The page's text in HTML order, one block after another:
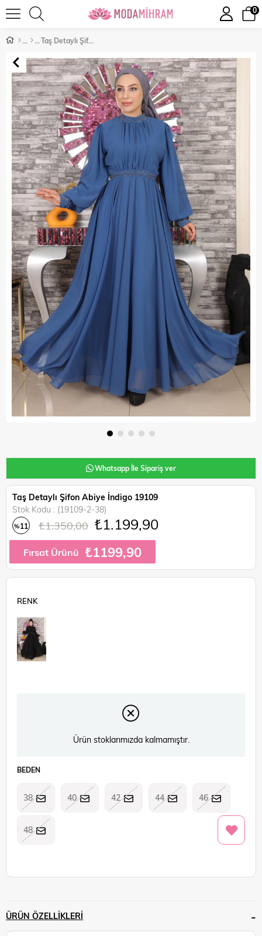
0
Taş Detaylı Şifon Abiye İndigo 19109
Whatsapp İle Sipariş ver
Taş Detaylı Şifon Abiye İndigo 19109
Stok Kodu
(19109-2-38)
%11 ₺1.350,00 ₺1.199,90
Fırsat Ürünü ₺1199,90
Ürün stoklarımızda kalmamıştır.
BEDEN
38 40 42 44 46
48
ÜRÜN ÖZELLIKLERI